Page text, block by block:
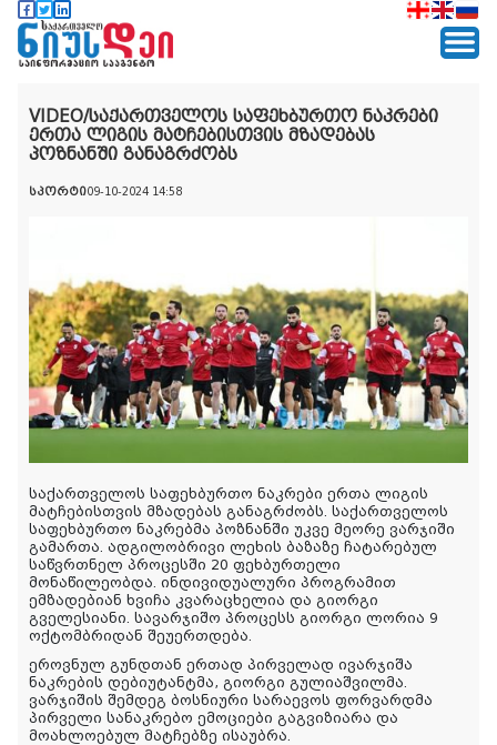
VIDEO/საქართველოს საფეხბურთო ნაკრები
ერთა ლიგის მატჩებისთვის მზადებას
პოზნანში განაგრძობს
სპორტი09-10-2024 14:58
საქართველოს საფეხბურთო ნაკრები ერთა ლიგის
მატჩებისთვის მზადებას განაგრძობს. საქართველოს
საფეხბურთო ნაკრებმა პოზნანში უკვე მეორე ვარჯიში
გამართა. ადგილობრივი ლეხის ბაზაზე ჩატარებულ
საწვრთნელ პროცესში 20 ფეხბურთელი
მონაწილეობდა. ინდივიდუალური პროგრამით
ემზადებიან ხვიჩა კვარაცხელია და გიორგი
გველესიანი. სავარჯიშო პროცესს გიორგი ლორია 9
ოქტომბრიდან შეუერთდება.
ეროვნულ გუნდთან ერთად პირველად ივარჯიშა
ნაკრების დებიუტანტმა, გიორგი გულიაშვილმა.
ვარჯიშის შემდეგ ბოსნიური სარაევოს ფორვარდმა
პირველი სანაკრებო ემოციები გაგვიზიარა და
მოახლოებულ მატჩებზე ისაუბრა.